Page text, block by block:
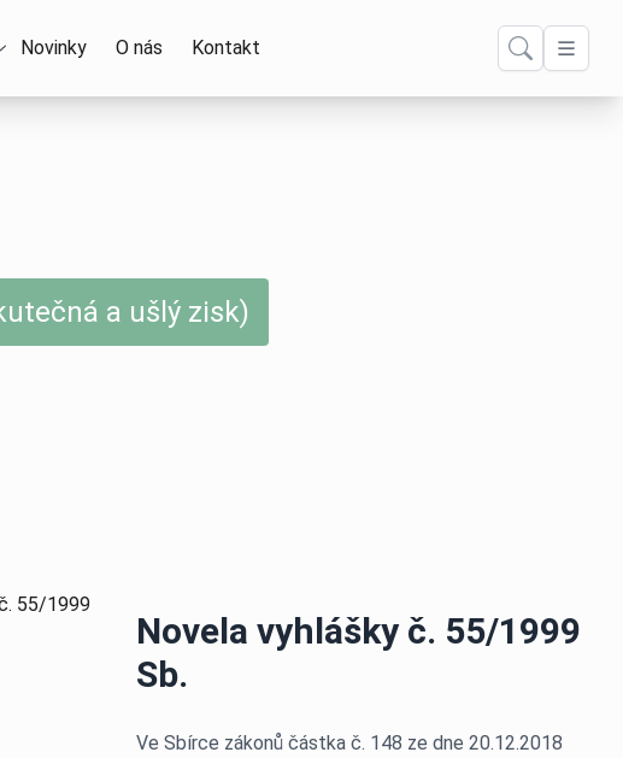
Novinky O nás Kontakt
a ušlý zisk)
Novela vyhlášky č. 55/1999
Sb.
Ve Sbírce zákonů částka č. 148 ze dne 20.12.2018